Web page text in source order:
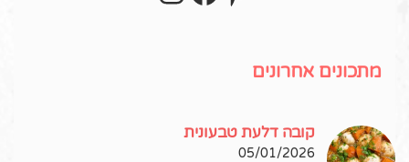
מתכונים אחרונים
קובה דלעת טבעונית
05/01/2026